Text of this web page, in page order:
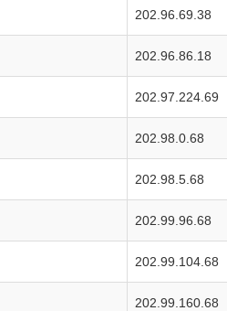
202.96.69.38
202.96.86.18
202.97.224.69
202.98.0.68
202.98.5.68
202.99.96.68
202.99.104.68
202.99.160.68